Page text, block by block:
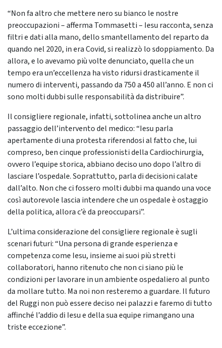
“Non fa altro che mettere nero su bianco le nostre
preoccupazioni – afferma Tommasetti – Iesu racconta, senza
filtri e dati alla mano, dello smantellamento del reparto da
quando nel 2020, in era Covid, si realizzò lo sdoppiamento. Da
allora, e lo avevamo più volte denunciato, quella che un
tempo era un’eccellenza ha visto ridursi drasticamente il
numero di interventi, passando da 750 a 450 all’anno. E non ci
sono molti dubbi sulle responsabilità da distribuire”.
Il consigliere regionale, infatti, sottolinea anche un altro
passaggio dell’intervento del medico: “Iesu parla
apertamente di una protesta riferendosi al fatto che, lui
compreso, ben cinque professionisti della Cardiochirurgia,
ovvero l’equipe storica, abbiano deciso uno dopo l’altro di
lasciare l’ospedale. Soprattutto, parla di decisioni calate
dall’alto. Non che ci fossero molti dubbi ma quando una voce
così autorevole lascia intendere che un ospedale è ostaggio
della politica, allora c’è da preoccuparsi”.
L’ultima considerazione del consigliere regionale è sugli
scenari futuri: “Una persona di grande esperienza e
competenza come Iesu, insieme ai suoi più stretti
collaboratori, hanno ritenuto che non ci siano più le
condizioni per lavorare in un ambiente ospedaliero al punto
da mollare tutto. Ma noi non resteremo a guardare. Il futuro
del Ruggi non può essere deciso nei palazzi e faremo di tutto
affinché l’addio di Iesu e della sua equipe rimangano una
triste eccezione”.